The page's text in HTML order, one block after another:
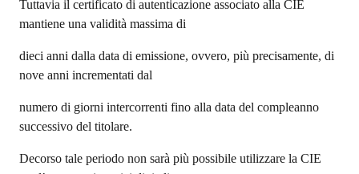
Tuttavia il certificato di autenticazione associato alla CIE
mantiene una validità massima di
dieci anni dalla data di emissione, ovvero, più precisamente, di
nove anni incrementati dal
numero di giorni intercorrenti fino alla data del compleanno
successivo del titolare.
Decorso tale periodo non sarà più possibile utilizzare la CIE